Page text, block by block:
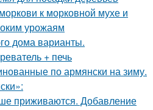
к морковной мухе и
урожаям
дома варианты.
+ печь
по армянски на зиму.
приживаются. Добавление